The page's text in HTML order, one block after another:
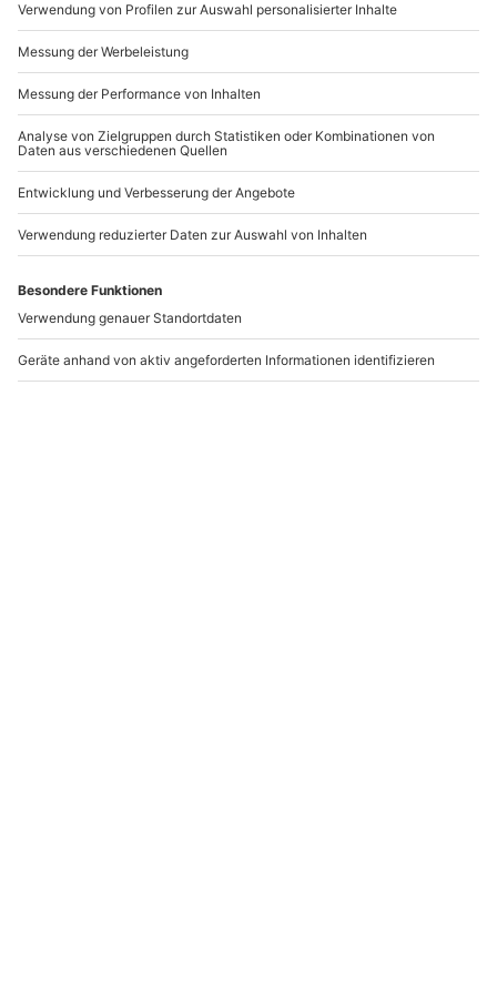
Andere Produkte entdecken
SUP Einsteigerkurs
Scharbeutz
Scharbeutz
Scharbeutz